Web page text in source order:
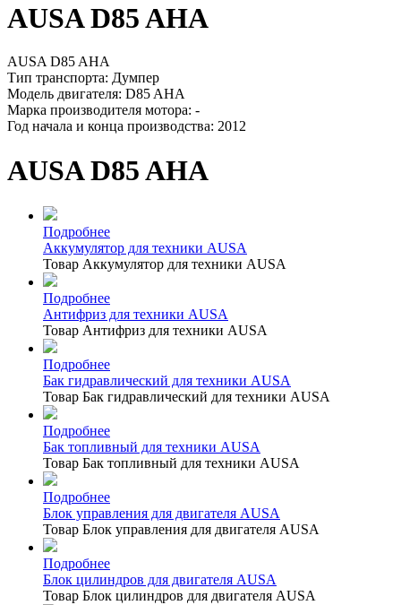
AUSA D85 AHA
AUSA D85 AHA
Тип транспорта: Думпер
Модель двигателя: D85 AHA
Марка производителя мотора: -
Год начала и конца производства: 2012
AUSA D85 AHA
Подробнее
Аккумулятор для техники AUSA
Товар Аккумулятор для техники AUSA
Подробнее
Антифриз для техники AUSA
Товар Антифриз для техники AUSA
Подробнее
Бак гидравлический для техники AUSA
Товар Бак гидравлический для техники AUSA
Подробнее
Бак топливный для техники AUSA
Товар Бак топливный для техники AUSA
Подробнее
Блок управления для двигателя AUSA
Товар Блок управления для двигателя AUSA
Подробнее
Блок цилиндров для двигателя AUSA
Товар Блок цилиндров для двигателя AUSA